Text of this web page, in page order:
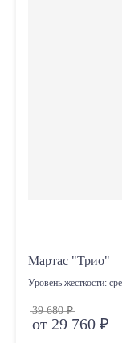
Мартас "Трио"
Уровень жесткости:
39 680 ₽
от 29 760 ₽